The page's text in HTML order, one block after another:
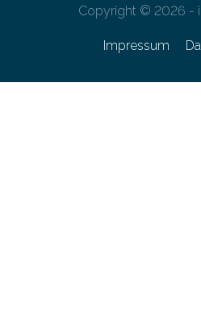
Copyright © 2026 -
Impressum